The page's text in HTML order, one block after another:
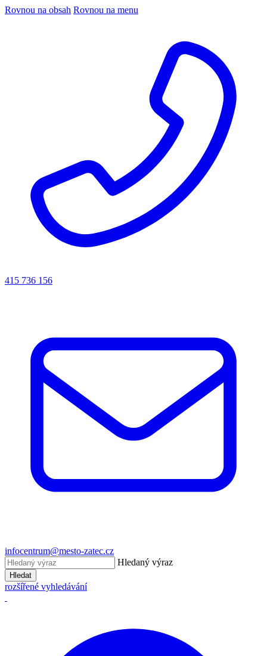
Rovnou na obsah Rovnou na menu
415 736 156
infocentrum@mesto-zatec.cz
Hledaný výraz
Hledat
rozšířené vyhledávání